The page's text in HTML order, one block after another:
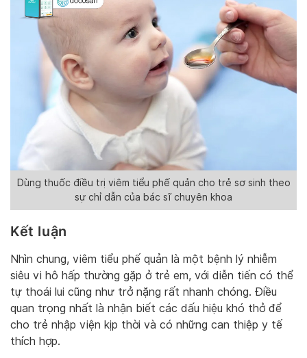
Dùng thuốc điều trị viêm tiểu phế quản cho trẻ sơ sinh theo
sự chỉ dẫn của bác sĩ chuyên khoa
Kết luận
Nhìn chung, viêm tiểu phế quản là một bệnh lý nhiễm
siêu vi hô hấp thường gặp ở trẻ em, với diễn tiến có thể
tự thoái lui cũng như trở nặng rất nhanh chóng. Điều
quan trọng nhất là nhận biết các dấu hiệu khó thở để
cho trẻ nhập viện kịp thời và có những can thiệp y tế
thích hợp.